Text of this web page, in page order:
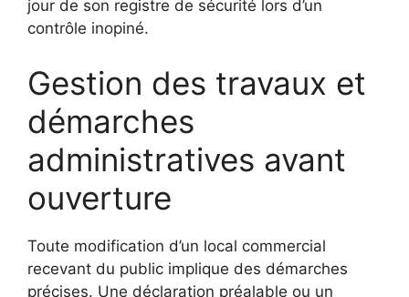
jour de son registre de sécurité lors d’un
contrôle inopiné.
Gestion des travaux et
démarches
administratives avant
ouverture
Toute modification d’un local commercial
recevant du public implique des démarches
précises. Une déclaration préalable ou un